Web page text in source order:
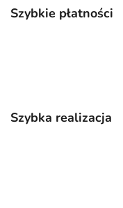
Szybkie płatności
Szybka realizacja